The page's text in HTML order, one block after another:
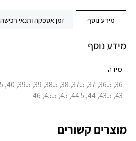
מידע נוסף זמן אספקה ותנאי רכישה
מידע נוסף
מידה
43, 43.5, 44, 44.5, 45, 45.5, 46
מוצרים קשורים